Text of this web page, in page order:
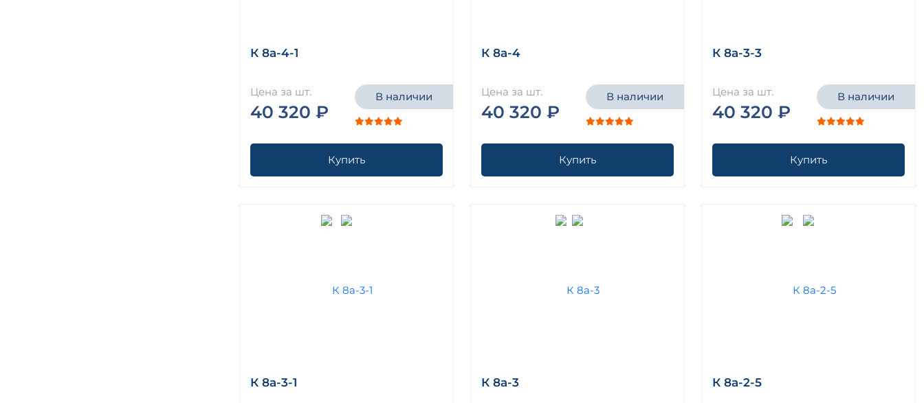
К 8а-4-1
Цена за шт.
40 320 ₽
В наличии
Купить
К 8а-4
Цена за шт.
40 320 ₽
В наличии
Купить
К 8а-3-3
Цена за шт.
40 320 ₽
В наличии
Купить
К 8а-3-1 К 8а-3 К 8а-2-5